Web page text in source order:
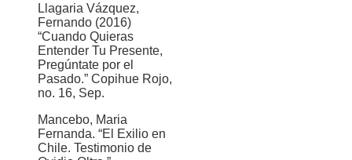
Llagaria Vázquez,
Fernando (2016)
“Cuando Quieras
Entender Tu Presente,
Pregúntate por el
Pasado.” Copihue Rojo,
no. 16, Sep.
Mancebo, Maria
Fernanda. “El Exilio en
Chile. Testimonio de